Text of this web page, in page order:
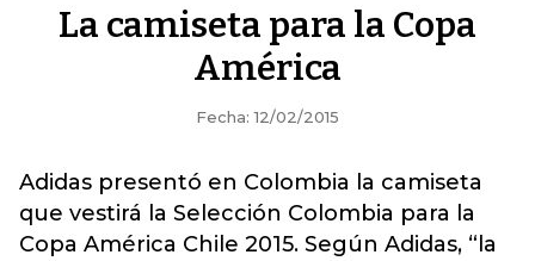
La camiseta para la Copa
América
Fecha: 12/02/2015
Adidas presentó en Colombia la camiseta
que vestirá la Selección Colombia para la
Copa América Chile 2015. Según Adidas, “la